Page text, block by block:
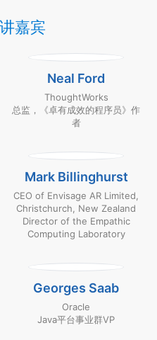
嘉宾
Neal Ford
ThoughtWorks
总监，《卓有成效的程序员》作
者
Mark Billinghurst
CEO of Envisage AR Limited,
Christchurch, New Zealand
Director of the Empathic
Computing Laboratory
Georges Saab
Oracle
Java平台事业群VP